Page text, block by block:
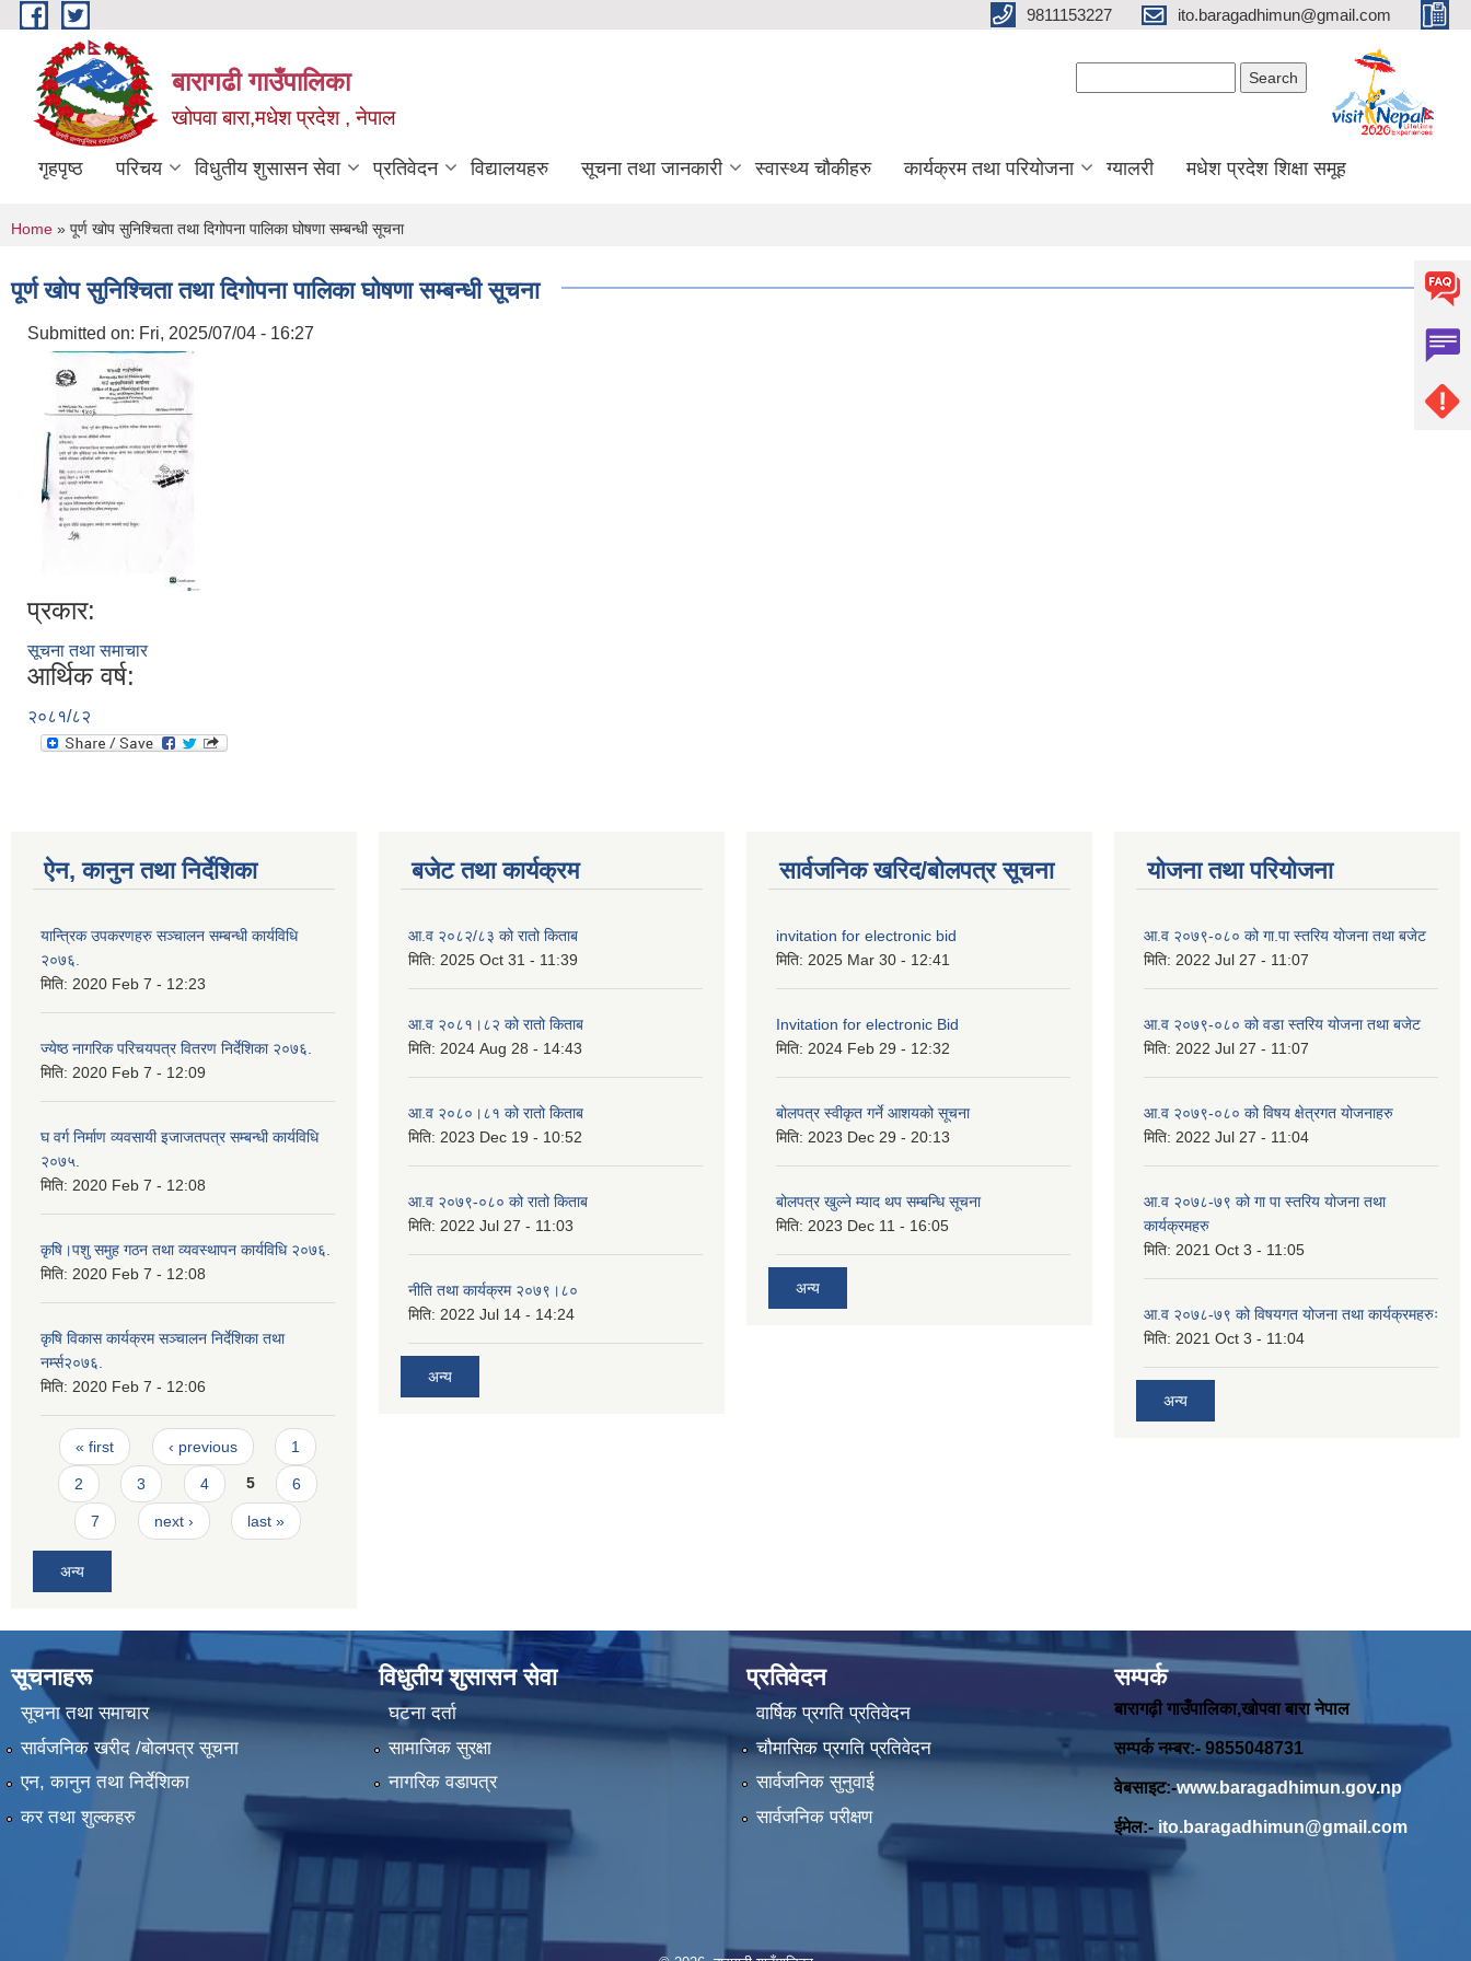
Skip to main content 9811153227 ito.baragadhimun@gmail.com
बारागढी गाउँपालिका
खोपवा बारा,मधेश प्रदेश , नेपाल
गृहपृष्ठ परिचय विधुतीय शुसासन सेवा प्रतिवेदन विद्यालयहरु सूचना तथा जानकारी स्वास्थ्य चौकीहरु कार्यक्रम तथा परियोजना ग्यालरी मधेश प्रदेश शिक्षा समूह
You are here
Home » पूर्ण खोप सुनिश्चिता तथा दिगोपना पालिका घोषणा सम्बन्धी सूचना
पूर्ण खोप सुनिश्चिता तथा दिगोपना पालिका घोषणा सम्बन्धी सूचना
Submitted on: Fri, 2025/07/04 - 16:27
प्रकार:
सूचना तथा समाचार
आर्थिक वर्ष:
२०८१/८२
ऐन, कानुन तथा निर्देशिका
यान्त्रिक उपकरणहरु सञ्चालन सम्बन्धी कार्यविधि
२०७६.
मिति: 2020 Feb 7 - 12:23
ज्येष्ठ नागरिक परिचयपत्र वितरण निर्देशिका २०७६.
मिति: 2020 Feb 7 - 12:09
घ वर्ग निर्माण व्यवसायी इजाजतपत्र सम्बन्धी कार्यविधि
२०७५.
मिति: 2020 Feb 7 - 12:08
कृषि।पशु समुह गठन तथा व्यवस्थापन कार्यविधि २०७६.
मिति: 2020 Feb 7 - 12:08
कृषि विकास कार्यक्रम सञ्चालन निर्देशिका तथा
नर्म्स२०७६.
मिति: 2020 Feb 7 - 12:06
Pages
« first ‹ previous 1
2 3 4 5 6
7 next › last »
अन्य
बजेट तथा कार्यक्रम
आ.व २०८२/८३ को रातो किताब
मिति: 2025 Oct 31 - 11:39
आ.व २०८१।८२ को रातो किताब
मिति: 2024 Aug 28 - 14:43
आ.व २०८०।८१ को रातो किताब
मिति: 2023 Dec 19 - 10:52
आ.व २०७९-०८० को रातो किताब
मिति: 2022 Jul 27 - 11:03
नीति तथा कार्यक्रम २०७९।८०
मिति: 2022 Jul 14 - 14:24
अन्य
सार्वजनिक खरिद/बोलपत्र सूचना
invitation for electronic bid
मिति: 2025 Mar 30 - 12:41
Invitation for electronic Bid
मिति: 2024 Feb 29 - 12:32
बोलपत्र स्वीकृत गर्ने आशयको सूचना
मिति: 2023 Dec 29 - 20:13
बोलपत्र खुल्ने म्याद थप सम्बन्धि सूचना
मिति: 2023 Dec 11 - 16:05
अन्य
योजना तथा परियोजना
आ.व २०७९-०८० को गा.पा स्तरिय योजना तथा बजेट
मिति: 2022 Jul 27 - 11:07
आ.व २०७९-०८० को वडा स्तरिय योजना तथा बजेट
मिति: 2022 Jul 27 - 11:07
आ.व २०७९-०८० को विषय क्षेत्रगत योजनाहरु
मिति: 2022 Jul 27 - 11:04
आ.व २०७८-७९ को गा पा स्तरिय योजना तथा
कार्यक्रमहरु
मिति: 2021 Oct 3 - 11:05
आ.व २०७८-७९ को विषयगत योजना तथा कार्यक्रमहरुः
मिति: 2021 Oct 3 - 11:04
अन्य
सूचनाहरू
सूचना तथा समाचार
सार्वजनिक खरीद /बोलपत्र सूचना
एन, कानुन तथा निर्देशिका
कर तथा शुल्कहरु
विधुतीय शुसासन सेवा
घटना दर्ता
सामाजिक सुरक्षा
नागरिक वडापत्र
प्रतिवेदन
वार्षिक प्रगति प्रतिवेदन
चौमासिक प्रगति प्रतिवेदन
सार्वजनिक सुनुवाई
सार्वजनिक परीक्षण
सम्पर्क
बारागढ़ी गाउँपालिका,खोपवा बारा नेपाल
सम्पर्क नम्बर:- 9855048731
वेबसाइट:-www.baragadhimun.gov.np
ईमेल:- ito.baragadhimun@gmail.com